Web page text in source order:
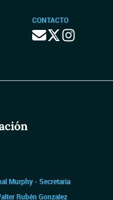
CONTACTO
Murphy - Secretaria
Rubén Gonzalez